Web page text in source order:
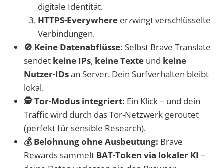
digitale Identität.
HTTPS-Everywhere erzwingt verschlüsselte
Verbindungen.
🚫 Keine Datenabflüsse: Selbst Brave Translate
sendet keine IPs, keine Texte und keine
Nutzer-IDsan Server. Dein Surfverhalten bleibt
lokal.
🕵️ Tor-Modus integriert: Ein Klick – und dein
Traffic wird durch das Tor-Netzwerk geroutet
(perfekt für sensible Research).
💰 Belohnung ohne Ausbeutung: Brave
Rewards sammelt BAT-Token via lokaler KI –